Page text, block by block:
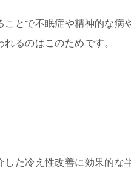
ことで不眠症や精神的な病
れるのはこのためです。
した冷え性改善に効果的な